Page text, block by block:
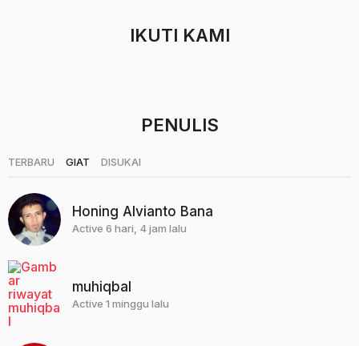
h
u
IKUTI KAMI
PENULIS
TERBARU GIAT DISUKAI
Honing Alvianto Bana
Active 6 hari, 4 jam lalu
muhiqbal
Active 1 minggu lalu